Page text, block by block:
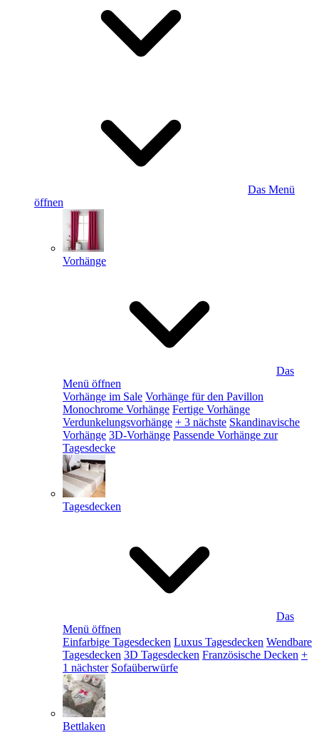
Das Menü
öffnen
Vorhänge
Das
Menü öffnen
Vorhänge im Sale Vorhänge für den Pavillon
Monochrome Vorhänge Fertige Vorhänge
Verdunkelungsvorhänge + 3 nächste Skandinavische
Vorhänge 3D-Vorhänge Passende Vorhänge zur
Tagesdecke
Tagesdecken
Das
Menü öffnen
Einfarbige Tagesdecken Luxus Tagesdecken Wendbare
Tagesdecken 3D Tagesdecken Französische Decken +
1 nächster Sofaüberwürfe
Bettlaken